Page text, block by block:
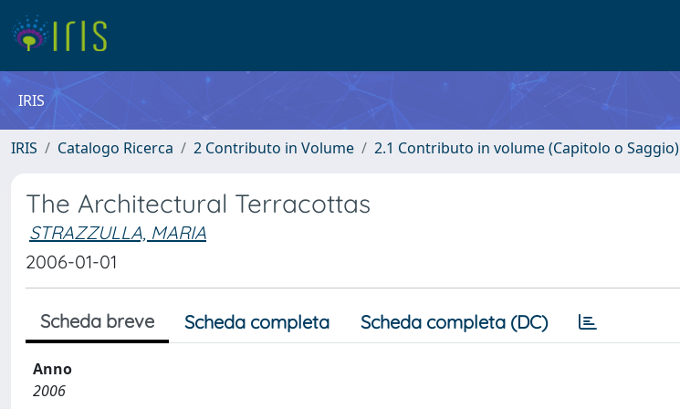
IRIS
IRIS Catalogo Ricerca 2 Contributo in Volume 2.1 Contributo in volume (Capitolo o Saggio)
The Architectural Terracottas
STRAZZULLA, MARIA
2006-01-01
Scheda breve Scheda completa Scheda completa (DC)
Anno
2006